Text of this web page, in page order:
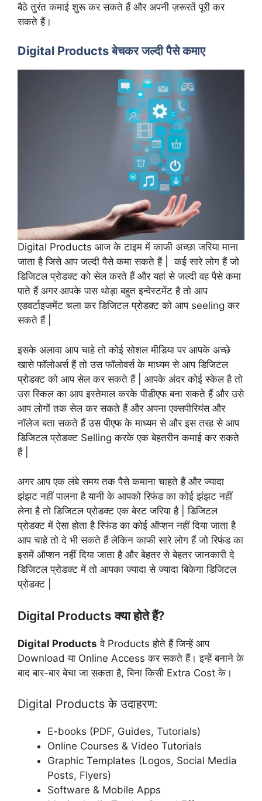
बैठे तुरंत कमाई शुरू कर सकते हैं और अपनी ज़रूरतें पूरी कर
सकते हैं।
Digital Products बेचकर जल्दी पैसे कमाए
Digital Products आज के टाइम में काफी अच्छा जरिया माना
जाता है जिसे आप जल्दी पैसे कमा सकते हैं | कई सारे लोग हैं जो
डिजिटल प्रोडक्ट को सेल करते हैं और यहां से जल्दी वह पैसे कमा
पाते हैं अगर आपके पास थोड़ा बहुत इन्वेस्टमेंट है तो आप
एडवर्टाइजमेंट चला कर डिजिटल प्रोडक्ट को आप seeling कर
सकते हैं |
इसके अलावा आप चाहे तो कोई सोशल मीडिया पर आपके अच्छे
खासे फॉलोअर्स हैं तो उस फॉलोवर्स के माध्यम से आप डिजिटल
प्रोडक्ट को आप सेल कर सकते हैं | आपके अंदर कोई स्केल है तो
उस स्किल का आप इस्तेमाल करके पीडीएफ बना सकते हैं और उसे
आप लोगों तक सेल कर सकते हैं और अपना एक्सपीरियंस और
नॉलेज बता सकते हैं उस पीएफ के माध्यम से और इस तरह से आप
डिजिटल प्रोडक्ट Selling करके एक बेहतरीन कमाई कर सकते
हैं |
अगर आप एक लंबे समय तक पैसे कमाना चाहते हैं और ज्यादा
झंझट नहीं पालना है यानी के आपको रिफंड का कोई झंझट नहीं
लेना है तो डिजिटल प्रोडक्ट एक बेस्ट जरिया है | डिजिटल
प्रोडक्ट में ऐसा होता है रिफंड का कोई ऑप्शन नहीं दिया जाता है
आप चाहे तो दे भी सकते हैं लेकिन काफी सारे लोग हैं जो रिफंड का
इसमें ऑप्शन नहीं दिया जाता है और बेहतर से बेहतर जानकारी दे
डिजिटल प्रोडक्ट में तो आपका ज्यादा से ज्यादा बिकेगा डिजिटल
प्रोडक्ट |
Digital Products क्या होते हैं?
Digital Products वे Products होते हैं जिन्हें आप
Download या Online Access कर सकते हैं। इन्हें बनाने के
बाद बार-बार बेचा जा सकता है, बिना किसी Extra Cost के।
Digital Products के उदाहरण:
E-books (PDF, Guides, Tutorials)
Online Courses & Video Tutorials
Graphic Templates (Logos, Social Media
Posts, Flyers)
Software & Mobile Apps